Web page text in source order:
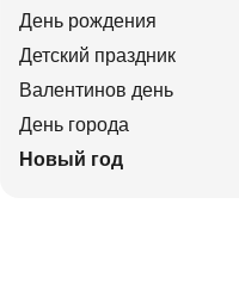
День рождения
Детский праздник
Валентинов день
День города
Новый год